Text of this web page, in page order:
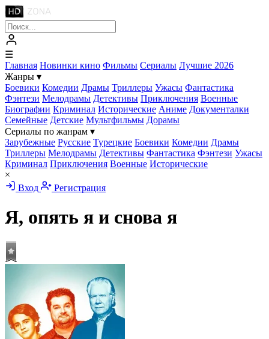
☰
Главная Новинки кино Фильмы Сериалы Лучшие 2026
Жанры ▾
Боевики Комедии Драмы Триллеры Ужасы Фантастика
Фэнтези Мелодрамы Детективы Приключения Военные
Биографии Криминал Исторические Аниме Документалки
Семейные Детские Мультфильмы Дорамы
Сериалы по жанрам ▾
Зарубежные Русские Турецкие Боевики Комедии Драмы
Триллеры Мелодрамы Детективы Фантастика Фэнтези Ужасы
Криминал Приключения Военные Исторические
×
Вход
Регистрация
Я, опять я и снова я